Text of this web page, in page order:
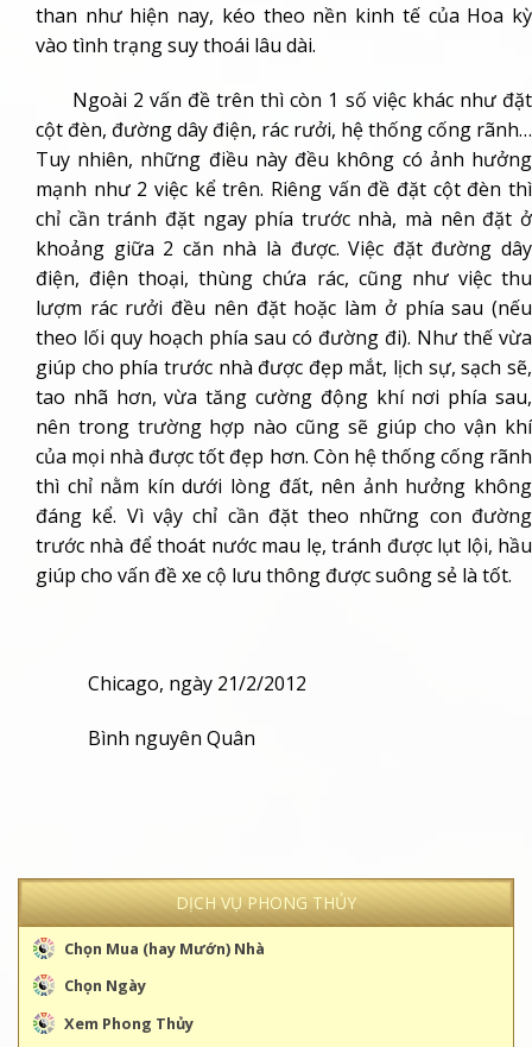
DỊCH VỤ PHONG THỦY
Chọn Mua (hay Mướn) Nhà
Chọn Ngày
Xem Phong Thủy
than như hiện nay, kéo theo nền kinh tế của Hoa kỳ
vào tình trạng suy thoái lâu dài.
Ngoài 2 vấn đề trên thì còn 1 số việc khác như đặt
cột đèn, đường dây điện, rác rưởi, hệ thống cống rãnh…
Tuy nhiên, những điều này đều không có ảnh hưởng
mạnh như 2 việc kể trên. Riêng vấn đề đặt cột đèn thì
chỉ cần tránh đặt ngay phía trước nhà, mà nên đặt ở
khoảng giữa 2 căn nhà là được. Việc đặt đường dây
điện, điện thoại, thùng chứa rác, cũng như việc thu
lượm rác rưởi đều nên đặt hoặc làm ở phía sau (nếu
theo lối quy hoạch phía sau có đường đi). Như thế vừa
giúp cho phía trước nhà được đẹp mắt, lịch sự, sạch sẽ,
tao nhã hơn, vừa tăng cường động khí nơi phía sau,
nên trong trường hợp nào cũng sẽ giúp cho vận khí
của mọi nhà được tốt đẹp hơn. Còn hệ thống cống rãnh
thì chỉ nằm kín dưới lòng đất, nên ảnh hưởng không
đáng kể. Vì vậy chỉ cần đặt theo những con đường
trước nhà để thoát nước mau lẹ, tránh được lụt lội, hầu
giúp cho vấn đề xe cộ lưu thông được suông sẻ là tốt.
Chicago, ngày 21/2/2012
Bình nguyên Quân